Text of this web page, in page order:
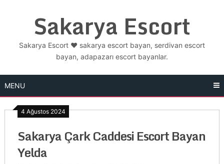
Sakarya Escort
Sakarya Escort ❤️ sakarya escort bayan, serdivan escort
bayan, adapazarı escort bayanlar.
MENU
4 Ağustos 2024
Sakarya Çark Caddesi Escort Bayan
Yelda